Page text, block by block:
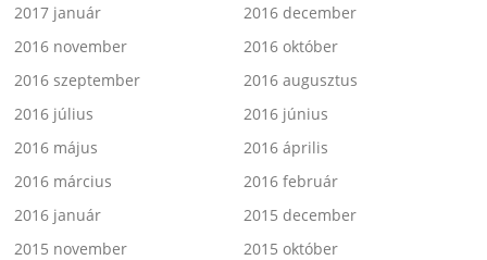
2017 január
2016 december
2016 november
2016 október
2016 szeptember
2016 augusztus
2016 július
2016 június
2016 május
2016 április
2016 március
2016 február
2016 január
2015 december
2015 november
2015 október